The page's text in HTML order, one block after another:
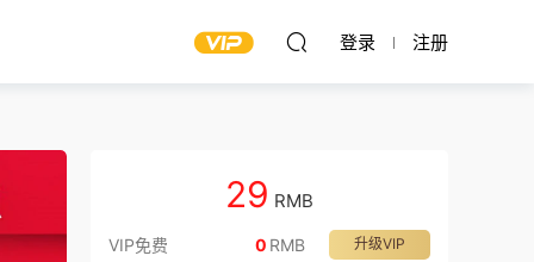
登录 注册
29 RMB
VIP免费 升级VIP
0 RMB